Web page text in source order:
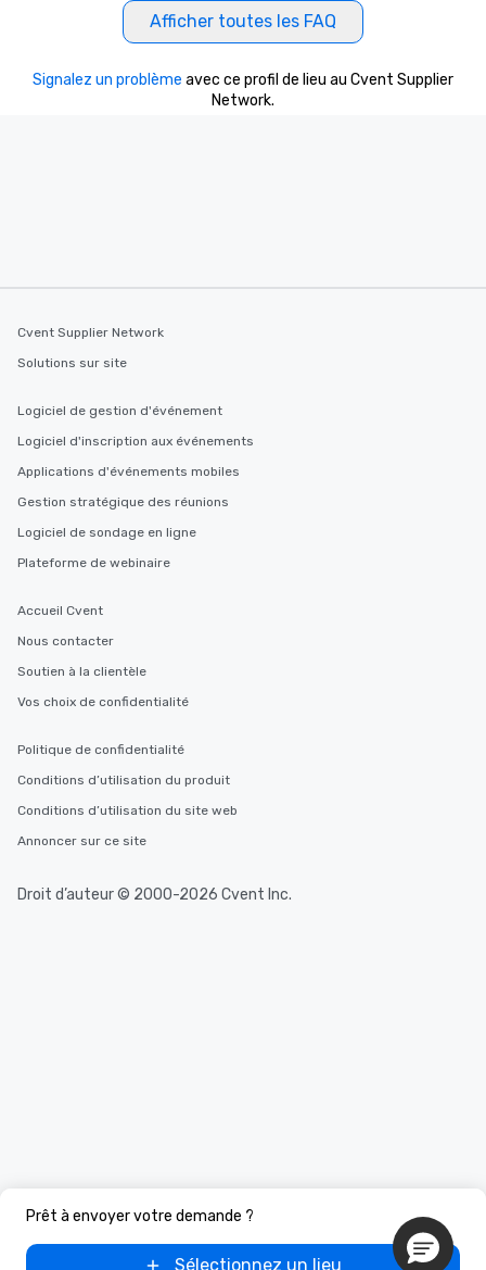
Afficher toutes les FAQ
Prêt à envoyer votre demande ?
Sélectionnez un lieu
Signalez un problème avec ce profil de lieu au Cvent Supplier
Network.
Cvent Supplier Network
Solutions sur site
Logiciel de gestion d'événement
Logiciel d'inscription aux événements
Applications d'événements mobiles
Gestion stratégique des réunions
Logiciel de sondage en ligne
Plateforme de webinaire
Accueil Cvent
Nous contacter
Soutien à la clientèle
Vos choix de confidentialité
Politique de confidentialité
Conditions d’utilisation du produit
Conditions d’utilisation du site web
Annoncer sur ce site
Droit d’auteur © 2000-2026 Cvent Inc.